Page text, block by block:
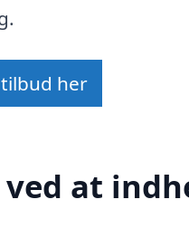
her
ved at